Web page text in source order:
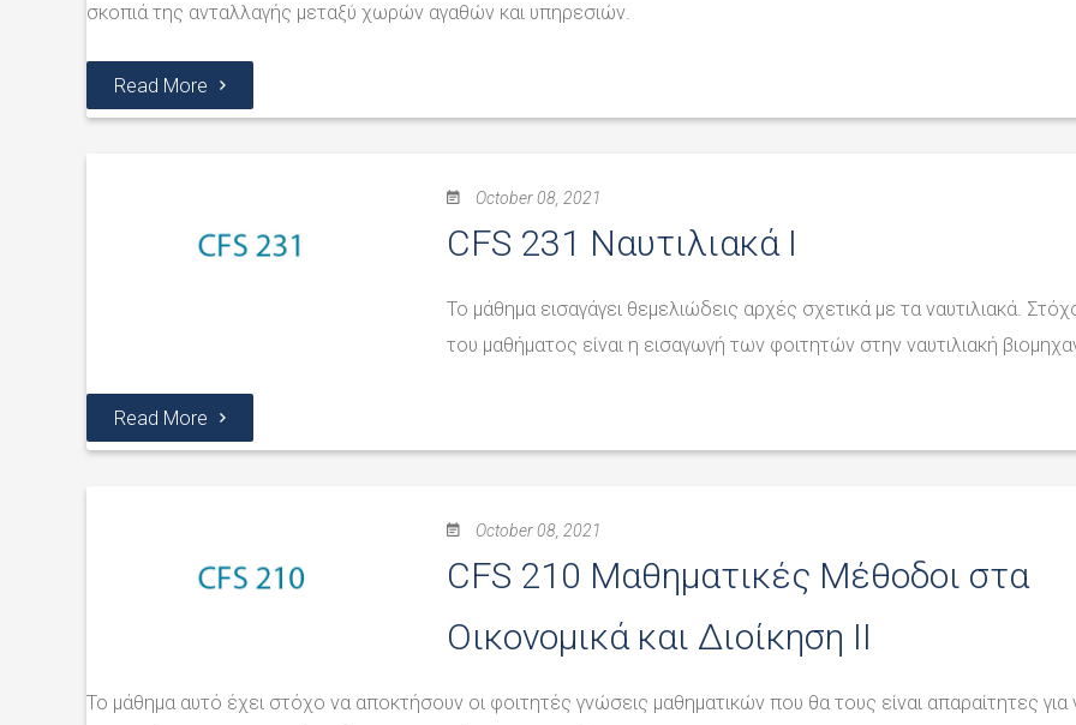
σκοπιά της ανταλλαγής μεταξύ χωρών αγαθών και υπηρεσιών.
Read More
October 08, 2021
CFS 231 Ναυτιλιακά I
Το μάθημα εισαγάγει θεμελιώδεις αρχές σχετικά με τα ναυτιλιακά.
του μαθήματος είναι η εισαγωγή των φοιτητών στην ναυτιλιακή
Read More
October 08, 2021
CFS 210 Μαθηματικές Μέθοδοι στα
Οικονομικά και Διοίκηση ΙΙ
Το μάθημα αυτό έχει στόχο να αποκτήσουν οι φοιτητές γνώσεις μαθηματικών που θα τους είναι απαραίτητες για